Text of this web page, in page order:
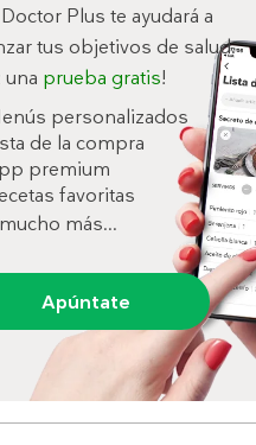
Plus te ayudará a
tus objetivos de salud.
una prueba gratis!
personalizados
de la compra
premium
favoritas
más...
Apúntate